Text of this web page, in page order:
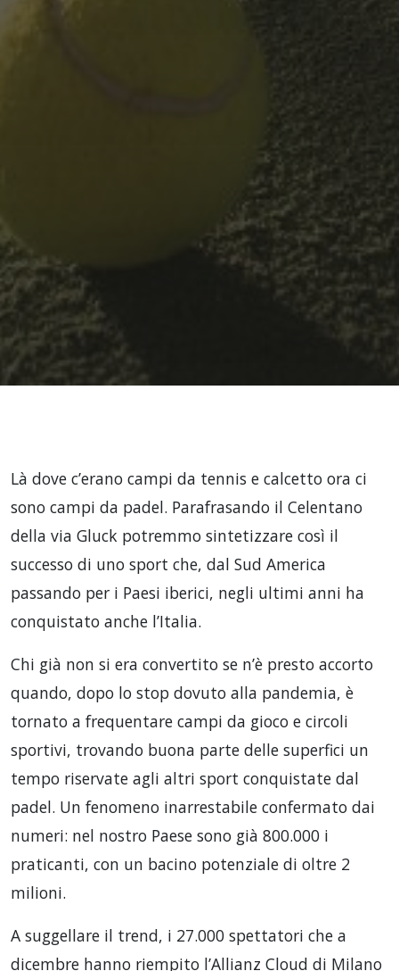
Là dove c’erano campi da tennis e calcetto ora ci
sono campi da padel. Parafrasando il Celentano
della via Gluck potremmo sintetizzare così il
successo di uno sport che, dal Sud America
passando per i Paesi iberici, negli ultimi anni ha
conquistato anche l’Italia.
Chi già non si era convertito se n’è presto accorto
quando, dopo lo stop dovuto alla pandemia, è
tornato a frequentare campi da gioco e circoli
sportivi, trovando buona parte delle superfici un
tempo riservate agli altri sport conquistate dal
padel. Un fenomeno inarrestabile confermato dai
numeri: nel nostro Paese sono già 800.000 i
praticanti, con un bacino potenziale di oltre 2
milioni.
A suggellare il trend, i 27.000 spettatori che a
dicembre hanno riempito l’Allianz Cloud di Milano